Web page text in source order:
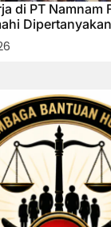
di PT Namnam
Keuangan
Laba.